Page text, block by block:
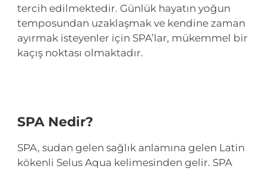
tercih edilmektedir. Günlük hayatın yoğun
temposundan uzaklaşmak ve kendine zaman
ayırmak isteyenler için SPA’lar, mükemmel bir
kaçış noktası olmaktadır.
SPA Nedir?
SPA, sudan gelen sağlık anlamına gelen Latin
kökenli Selus Aqua kelimesinden gelir. SPA